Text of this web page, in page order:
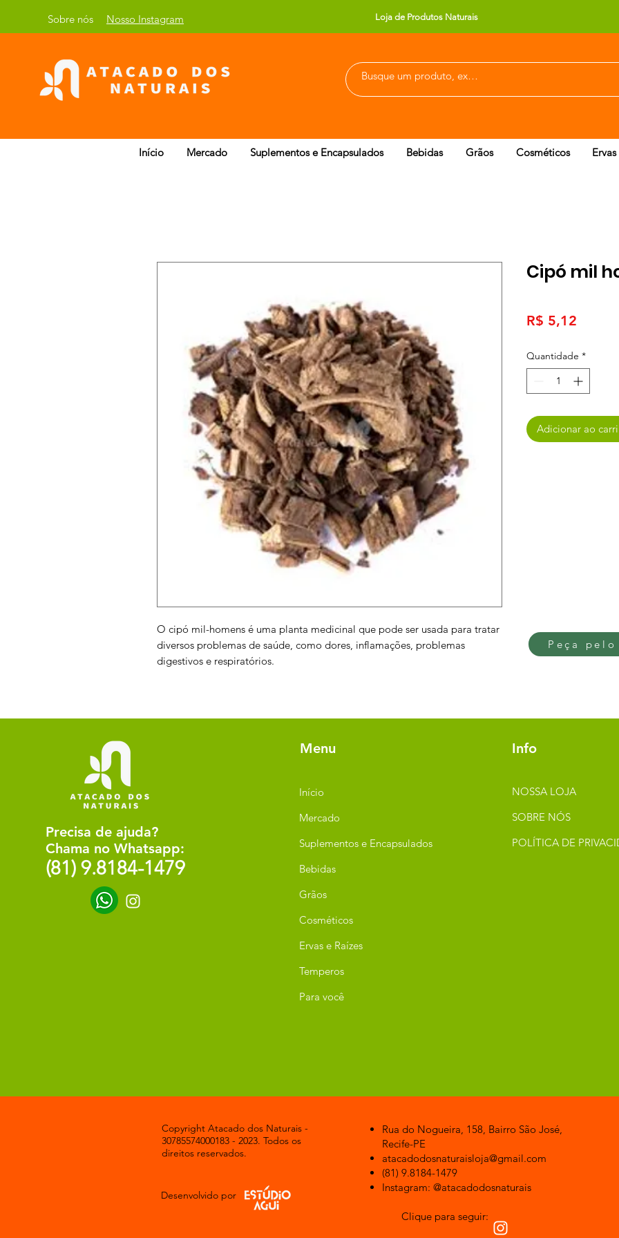
Sobre nós Nosso Instagram Loja de Produtos Naturais
Início Mercado Suplementos e Encapsulados Bebidas Grãos Cosméticos
O cipó mil-homens é uma planta medicinal que pode ser usada para tratar
diversos problemas de saúde, como dores, inflamações, problemas
digestivos e respiratórios.
Cipó mil
R$ 5,12
Quantidade *
Adicionar ao
Peça
Precisa de ajuda?
Chama no Whatsapp:
(81) 9.8184-1479
Menu
Início
Mercado
Suplementos e Encapsulados
Bebidas
Grãos
Cosméticos
Ervas e Raízes
Temperos
Para você
Info
NOSSA LOJA
SOBRE NÓS
POLÍTICA DE
Copyright Atacado dos Naturais -
30785574000183 - 2023. Todos os
direitos reservados.
Desenvolvido por
Rua do Nogueira, 158, Bairro São José,
Recife-PE
atacadodosnaturaisloja@gmail.com
(81) 9.8184-1479
Instagram: @atacadodosnaturais
Clique para seguir: